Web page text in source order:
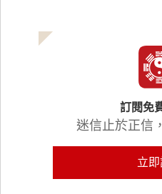
訂閱免
迷信止於正信
立即